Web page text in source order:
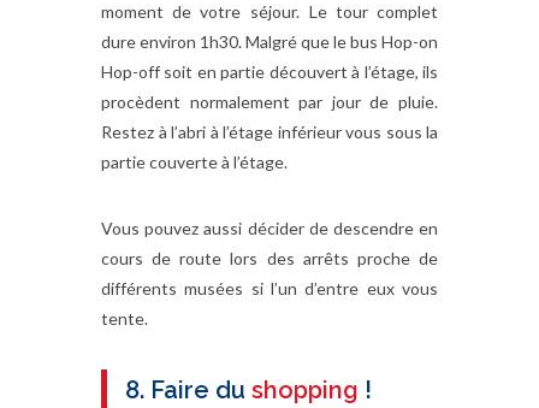
moment de votre séjour. Le tour complet
dure environ 1h30. Malgré que le bus Hop-on
Hop-off soit en partie découvert à l’étage, ils
procèdent normalement par jour de pluie.
Restez à l’abri à l’étage inférieur vous sous la
partie couverte à l’étage.
Vous pouvez aussi décider de descendre en
cours de route lors des arrêts proche de
différents musées si l’un d’entre eux vous
tente.
8. Faire du shopping !